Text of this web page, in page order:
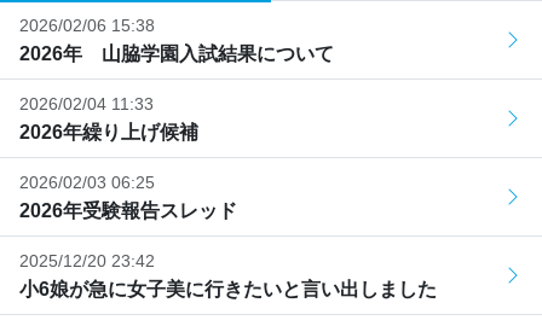
2026/02/06 15:38
2026年 山脇学園入試結果について
2026/02/04 11:33
2026年繰り上げ候補
2026/02/03 06:25
2026年受験報告スレッド
2025/12/20 23:42
小6娘が急に女子美に行きたいと言い出しました